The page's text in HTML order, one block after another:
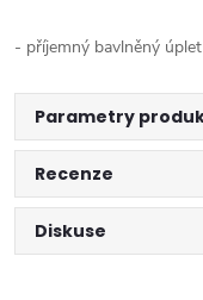
- příjemný bavlněný úplet
Parametry
Recenze
Diskuse